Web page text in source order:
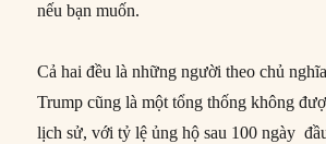
nếu bạn muốn.
Cả hai đều là những người theo chủ
Trump cũng là một tổng thống không
lịch sử, với tỷ lệ ủng hộ sau 100 ngày